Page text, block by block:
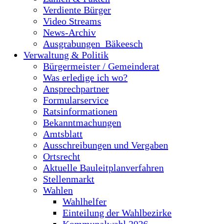
Verdiente Bürger
Video Streams
News-Archiv
Ausgrabungen_Bäkeesch
Verwaltung & Politik
Bürgermeister / Gemeinderat
Was erledige ich wo?
Ansprechpartner
Formularservice
Ratsinformationen
Bekanntmachungen
Amtsblatt
Ausschreibungen und Vergaben
Ortsrecht
Aktuelle Bauleitplanverfahren
Stellenmarkt
Wahlen
Wahlhelfer
Einteilung der Wahlbezirke